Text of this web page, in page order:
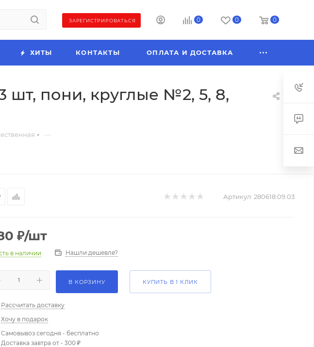
ЗАРЕГИСТРИРОВАТЬСЯ 0 0 0
ХИТЫ КОНТАКТЫ ОПЛАТА И ДОСТАВКА
шт, пони, круглые №2, 5, 8,
—
Артикул: 280618.09.03
₽/шт
в наличии Нашли дешевле?
В КОРЗИНУ КУПИТЬ В 1 КЛИК
Рассчитать доставку
Хочу в подарок
Самовывоз сегодня - бесплатно
Доставка завтра от - 300 ₽